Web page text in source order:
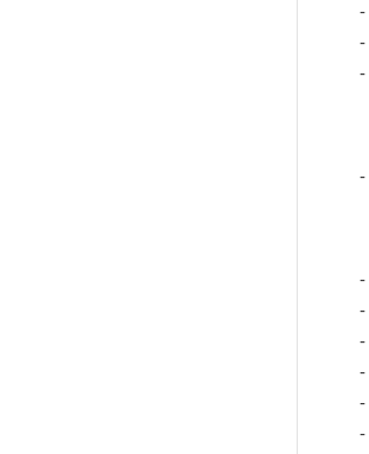
-
-
-
-
-
-
-
-
-
-